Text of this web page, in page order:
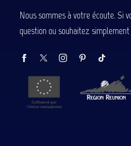
Nous sommes à votre écoute. Si
question ou souhaitez